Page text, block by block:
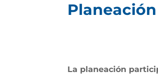
La planeación